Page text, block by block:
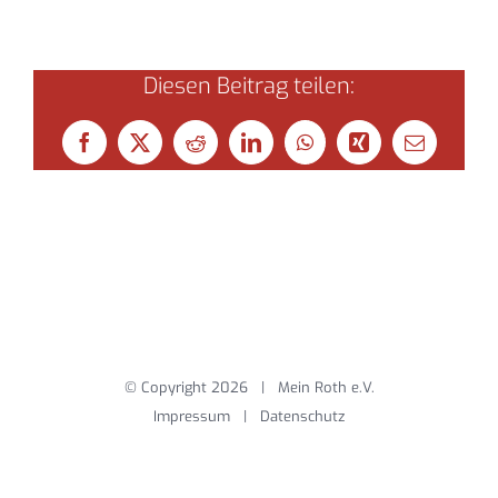
Diesen Beitrag teilen:
Facebook
X RedditLinkedInWhatsApp
Xing
E-
Mail
© Copyright 2026 | Mein Roth e.V.
Impressum | Datenschutz